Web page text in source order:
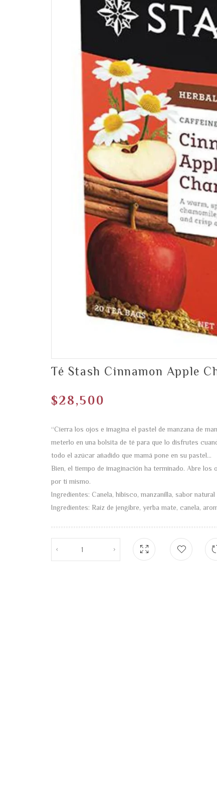
Té Stash Cinnamon Apple
$28,500
“Cierra los ojos e imagina el pastel de manzana de
meterlo en una bolsita de té para que lo disfrutes
todo el azúcar añadido que mamá pone en su pastel…
Bien, el tiempo de imaginación ha terminado. Abre
por ti mismo.
Ingredientes: Canela, hibisco, manzanilla, sabor natural
Ingredientes: Raíz de jengibre, yerba mate, canela,